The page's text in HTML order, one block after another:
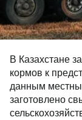
В Казахстане
кормов к
данным
заготовлено